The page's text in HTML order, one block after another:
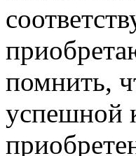
помнить,
успешной